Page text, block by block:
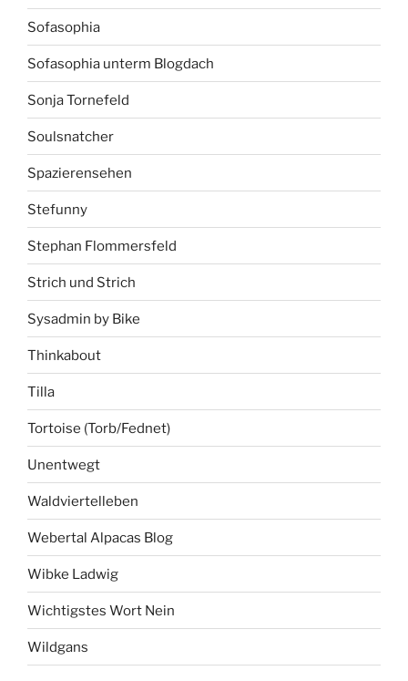
Sofasophia
Sofasophia unterm Blogdach
Sonja Tornefeld
Soulsnatcher
Spazierensehen
Stefunny
Stephan Flommersfeld
Strich und Strich
Sysadmin by Bike
Thinkabout
Tilla
Tortoise (Torb/Fednet)
Unentwegt
Waldviertelleben
Webertal Alpacas Blog
Wibke Ladwig
Wichtigstes Wort Nein
Wildgans